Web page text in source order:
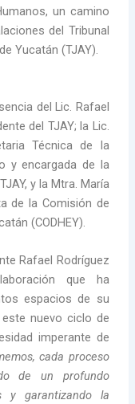
un camino
del Tribunal
Yucatán (TJAY).
del Lic. Rafael
del TJAY; la Lic.
Técnica de la
y encargada de la
y la Mtra. María
de la Comisión de
(CODHEY).
Rafael Rodríguez
que ha
espacios de su
nuevo ciclo de
imperante de
cada proceso
de un profundo
y garantizando la